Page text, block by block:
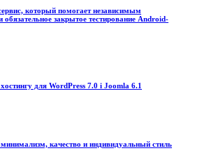
который помогает независимым
обязательное закрытое тестирование Android-
для WordPress 7.0 і Joomla 6.1
качество и индивидуальный стиль